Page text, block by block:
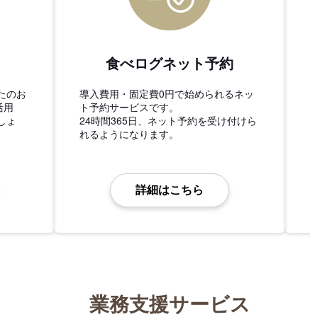
のお
用
ょ
食べログネット予約
導入費用・固定費0円で始められるネッ
ト予約サービスです。
24時間365日、ネット予約を受け付けら
れるようになります。
詳細はこちら
業務支援サービス